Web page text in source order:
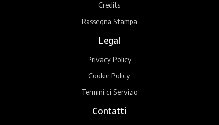
Credits
Rassegna Stampa
Legal
Privacy Policy
Cookie Policy
Termini di Servizio
Contatti